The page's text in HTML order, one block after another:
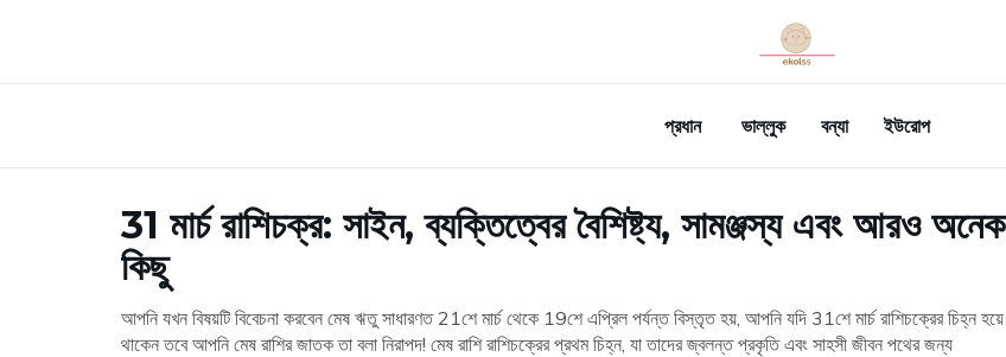
প্রধান ভাল্লুক বন্যা ইউরোপ
31 মার্চ রাশিচক্র: সাইন, ব্যক্তিত্বের বৈশিষ্ট্য, সামঞ্জস্য এবং আরও অনেক
কিছু
আপনি যখন বিষয়টি বিবেচনা করবেন মেষ ঋতু সাধারণত 21শে মার্চ থেকে 19শে এপ্রিল পর্যন্ত বিস্তৃত হয়, আপনি যদি 31শে মার্চ রাশিচক্রের চিহ্ন হয়ে
থাকেন তবে আপনি মেষ রাশির জাতক তা বলা নিরাপদ! মেষ রাশি রাশিচক্রের প্রথম চিহ্ন, যা তাদের জ্বলন্ত প্রকৃতি এবং সাহসী জীবন পথের জন্য